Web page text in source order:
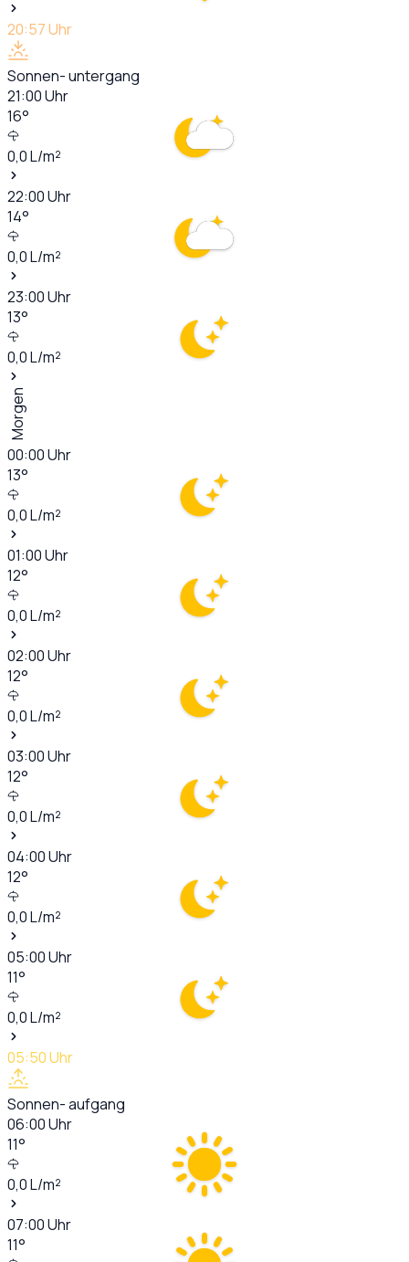
20:57Uhr
Sonnen- untergang
21:00Uhr
16°
0,0L/m²
22:00Uhr
14°
0,0L/m²
23:00Uhr
13°
0,0L/m²
Morgen
00:00Uhr
13°
0,0L/m²
01:00Uhr
12°
0,0L/m²
02:00Uhr
12°
0,0L/m²
03:00Uhr
12°
0,0L/m²
04:00Uhr
12°
0,0L/m²
05:00Uhr
11°
0,0L/m²
05:50Uhr
Sonnen- aufgang
06:00Uhr
11°
0,0L/m²
07:00Uhr
11°